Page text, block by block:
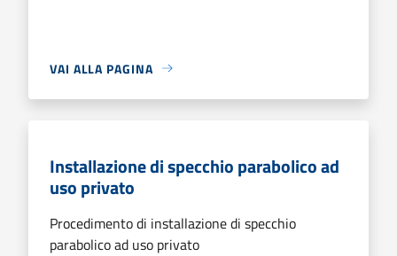
VAI ALLA PAGINA
Installazione di specchio parabolico ad
uso privato
Procedimento di installazione di specchio
parabolico ad uso privato